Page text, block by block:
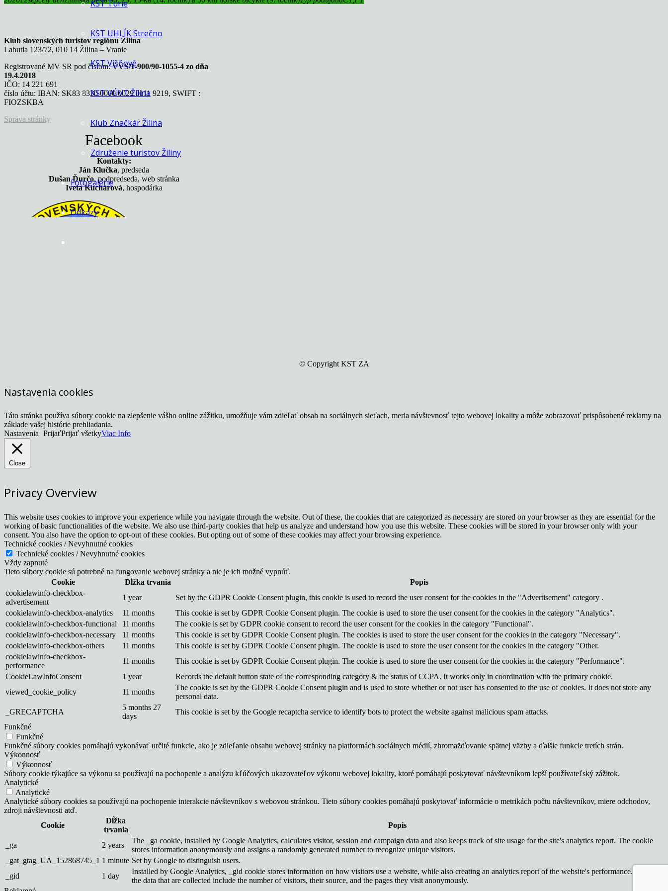
KST Turie
KST UHLÍK Strečno
KST Višňové
KST VÚVT Žilina
Klub Značkár Žilina
Združenie turistov Žiliny
Fotogalérie
Odkazy
Klub slovenských turistov regiónu Žilina
Labutia 123/72, 010 14 Žilina – Vranie
Registrované MV SR pod číslom:VVS/1-900/90-1055-4 zo dňa
19.4.2018
IČO: 14 221 691
číslo účtu: IBAN: SK83 8330 0000 0029 0111 9219, SWIFT :
FIOZSKBA
Správa stránky
Facebook
Kontakty:
Ján Klučka, predseda
Dušan Ďurčo, podpredseda, web stránka
Iveta Kuchárová, hospodárka
© Copyright KST ZA
Nastavenia cookies
Táto stránka používa súbory cookie na zlepšenie vášho online zážitku, umožňuje vám zdieľať obsah na sociálnych sieťach, meria návštevnosť tejto webovej lokality a môže zobrazovať prispôsobené reklamy na
základe vašej histórie prehliadania.
Nastavenia PrijaťPrijať všetkyViac Info
Close
Privacy Overview
This website uses cookies to improve your experience while you navigate through the website. Out of these, the cookies that are categorized as necessary are stored on your browser as they are essential for the
working of basic functionalities of the website. We also use third-party cookies that help us analyze and understand how you use this website. These cookies will be stored in your browser only with your
consent. You also have the option to opt-out of these cookies. But opting out of some of these cookies may affect your browsing experience.
Technické cookies / Nevyhnutné cookies
Technické cookies / Nevyhnutné cookies
Vždy zapnuté
Tieto súbory cookie sú potrebné na fungovanie webovej stránky a nie je ich možné vypnúť.
Cookie
Dĺžka trvania
Popis
cookielawinfo-checkbox-
advertisement
1 year
Set by the GDPR Cookie Consent plugin, this cookie is used to record the user consent for the cookies in the "Advertisement" category .
cookielawinfo-checkbox-analytics
11 months
This cookie is set by GDPR Cookie Consent plugin. The cookie is used to store the user consent for the cookies in the category "Analytics".
cookielawinfo-checkbox-functional
11 months
The cookie is set by GDPR cookie consent to record the user consent for the cookies in the category "Functional".
cookielawinfo-checkbox-necessary
11 months
This cookie is set by GDPR Cookie Consent plugin. The cookies is used to store the user consent for the cookies in the category "Necessary".
cookielawinfo-checkbox-others
11 months
This cookie is set by GDPR Cookie Consent plugin. The cookie is used to store the user consent for the cookies in the category "Other.
cookielawinfo-checkbox-
performance
11 months
This cookie is set by GDPR Cookie Consent plugin. The cookie is used to store the user consent for the cookies in the category "Performance".
CookieLawInfoConsent
1 year
Records the default button state of the corresponding category & the status of CCPA. It works only in coordination with the primary cookie.
viewed_cookie_policy
11 months
The cookie is set by the GDPR Cookie Consent plugin and is used to store whether or not user has consented to the use of cookies. It does not store any
personal data.
_GRECAPTCHA
5 months 27
days
This cookie is set by the Google recaptcha service to identify bots to protect the website against malicious spam attacks.
Funkčné
Funkčné
Funkčné súbory cookies pomáhajú vykonávať určité funkcie, ako je zdieľanie obsahu webovej stránky na platformách sociálnych médií, zhromažďovanie spätnej väzby a ďalšie funkcie tretích strán.
Výkonnosť
Výkonnosť
Súbory cookie týkajúce sa výkonu sa používajú na pochopenie a analýzu kľúčových ukazovateľov výkonu webovej lokality, ktoré pomáhajú poskytovať návštevníkom lepší používateľský zážitok.
Analytické
Analytické
Analytické súbory cookies sa používajú na pochopenie interakcie návštevníkov s webovou stránkou. Tieto súbory cookies pomáhajú poskytovať informácie o metrikách počtu návštevníkov, miere odchodov,
zdroji návštevnosti atď.
Cookie
Dĺžka
trvania
Popis
_ga 2 years
The _ga cookie, installed by Google Analytics, calculates visitor, session and campaign data and also keeps track of site usage for the site's analytics report. The cookie
stores information anonymously and assigns a randomly generated number to recognize unique visitors.
_gat_gtag_UA_152868745_1 1 minute Set by Google to distinguish users.
_gid
1 day
Installed by Google Analytics, _gid cookie stores information on how visitors use a website, while also creating an analytics report of the website's performance. Some of
the data that are collected include the number of visitors, their source, and the pages they visit anonymously.